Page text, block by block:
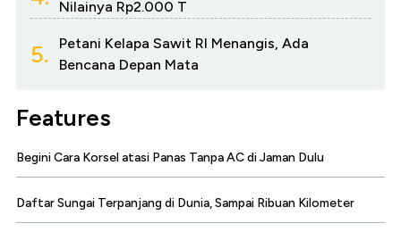
Nilainya Rp2.000 T
5.
Petani Kelapa Sawit RI Menangis, Ada
Bencana Depan Mata
Features
Begini Cara Korsel atasi Panas Tanpa AC di Jaman Dulu
Daftar Sungai Terpanjang di Dunia, Sampai Ribuan Kilometer